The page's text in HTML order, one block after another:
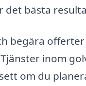
det bästa
begära
inom
om du